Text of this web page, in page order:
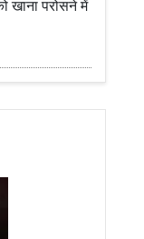
खाना परोसने में